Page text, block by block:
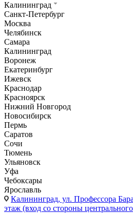
Калининград
Санкт-Петербург
Москва
Челябинск
Самара
Калининград
Воронеж
Екатеринбург
Ижевск
Краснодар
Красноярск
Нижний Новгород
Новосибирск
Пермь
Саратов
Сочи
Тюмень
Ульяновск
Уфа
Чебоксары
Ярославль
Калининград, ул. Профессора
этаж (вход со стороны